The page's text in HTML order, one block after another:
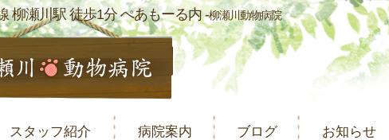
柳瀬川駅 徒歩1分 ぺあもーる内 -柳瀬川動物病院
スタッフ紹介 病院案内 ブログ お知らせ